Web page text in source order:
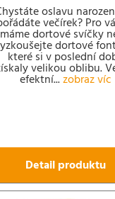
oslavu
večírek? Pro
máme dortové svíčky
dortové
které si v poslední
velikou oblibu.
efektní... zobraz víc
Detail produktu